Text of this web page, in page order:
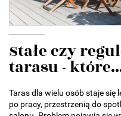
Stałe czy
tarasu -
Taras dla wielu osób staje się
po pracy, przestrzenią do